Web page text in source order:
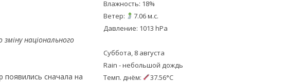
зміну національного
появились сначала на
Влажность: 18%
Ветер:
7.06 м.с.
Давление: 1013 hPa
Суббота, 8 августа
Rain - небольшой дождь
Темп. днём:
37.56°C